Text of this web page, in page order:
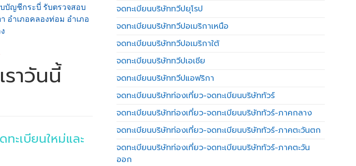
บัญชีกระบี่ รับตรวจสอบ
อำเภอคลองท่อม อำเภอ
าวันนี้
ะเบียนใหม่และ
จดทะเบียนบริษัททวีปยุโรป
จดทะเบียนบริษัททวีปอเมริกาเหนือ
จดทะเบียนบริษัททวีปอเมริกาใต้
จดทะเบียนบริษัททวีปเอเชีย
จดทะเบียนบริษัททวีปแอฟริกา
จดทะเบียนบริษัทท่องเที่ยว-จดทะเบียนบริษัททัวร์
จดทะเบียนบริษัทท่องเที่ยว-จดทะเบียนบริษัททัวร์-ภาคกลาง
จดทะเบียนบริษัทท่องเที่ยว-จดทะเบียนบริษัททัวร์-ภาคตะวันตก
จดทะเบียนบริษัทท่องเที่ยว-จดทะเบียนบริษัททัวร์-ภาคตะวัน
ออก